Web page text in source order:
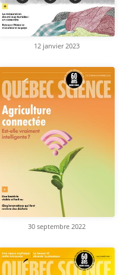
12 janvier 2023
30 septembre 2022